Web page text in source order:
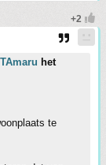
TAmaru het
te